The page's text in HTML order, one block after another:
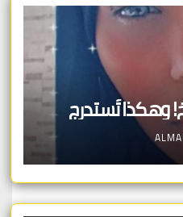
وهكذا تُستدرج